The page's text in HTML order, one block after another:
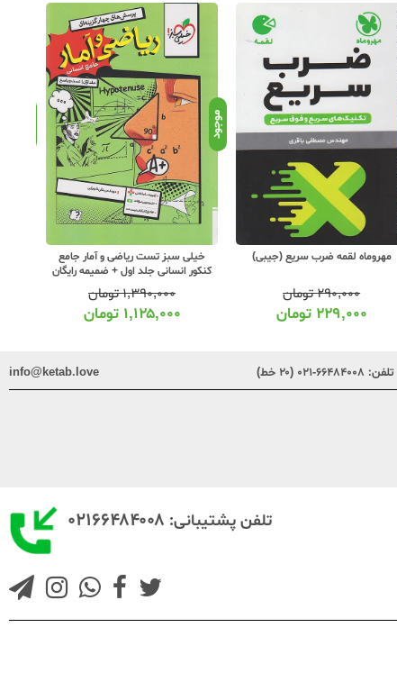
مهروماه لقمه ضرب سریع (جیبی)
۲۹۰,۰۰۰تومان
۲۲۹,۰۰۰ تومان
موجود
خیلی سبز تست ریاضی و آمار جامع
کنکور انسانی جلد اول + ضمیمه رایگان
۱,۳۹۰,۰۰۰تومان
۱,۱۲۵,۰۰۰ تومان
تلفن: ۶۶۴۸۴۰۰۸-۰۲۱ (۲۰ خط) info@ketab.love
تلفن پشتیبانی: ۰۲۱۶۶۴۸۴۰۰۸